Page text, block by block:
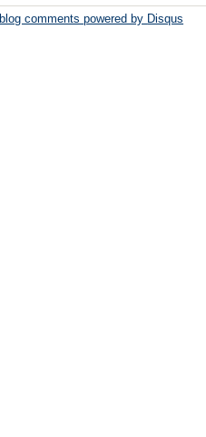
blog comments powered by Disqus